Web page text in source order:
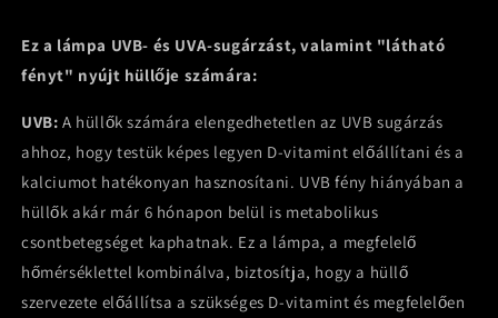
Ez a lámpa UVB- és UVA-sugárzást, valamint "látható
fényt" nyújt hüllője számára:
UVB: A hüllők számára elengedhetetlen az UVB sugárzás
ahhoz, hogy testük képes legyen D-vitamint előállítani és a
kalciumot hatékonyan hasznosítani. UVB fény hiányában a
hüllők akár már 6 hónapon belül is metabolikus
csontbetegséget kaphatnak. Ez a lámpa, a megfelelő
hőmérséklettel kombinálva, biztosítja, hogy a hüllő
szervezete előállítsa a szükséges D-vitamint és megfelelően